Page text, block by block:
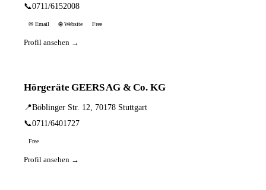
📞0711/6152008
✉ Email 🌐 Website Free
Profil ansehen →
Hörgeräte GEERS AG & Co. KG
📍Böblinger Str. 12, 70178 Stuttgart
📞0711/6401727
Free
Profil ansehen →